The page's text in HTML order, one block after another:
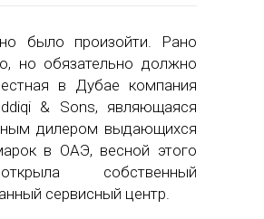
было произойти. Рано
но обязательно должно
в Дубае компания
& Sons, являющаяся
дилером выдающихся
в ОАЭ, весной этого
собственный
сервисный центр.